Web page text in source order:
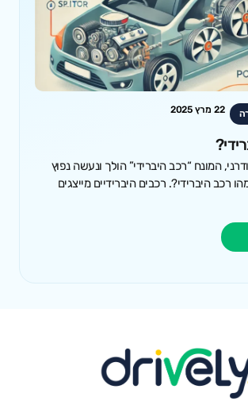
22 מרץ 2025
המונח “רכב היברידי” הולך ונעשה נפוץ
רכב היברידי?. רכבים היברידיים מייצגים